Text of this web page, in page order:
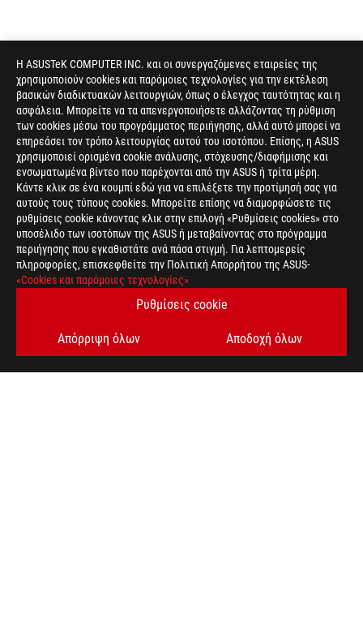
Η ASUSTeK COMPUTER INC. και οι συνεργαζόμενες εταιρείες της
χρησιμοποιούν cookies και παρόμοιες τεχνολογίες για την εκτέλεση
βασικών διαδικτυακών λειτουργιών, όπως ο έλεγχος ταυτότητας και η
ασφάλεια. Μπορείτε να τα απενεργοποιήσετε αλλάζοντας τη ρύθμιση
των cookies μέσω του προγράμματος περιήγησης, αλλά αυτό μπορεί να
επηρεάσει τον τρόπο λειτουργίας αυτού του ισοτόπου. Επίσης, η ASUS
χρησιμοποιεί ορισμένα cookie ανάλυσης, στόχευσης/διαφήμισης και
ενσωματωμένα βίντεο που παρέχονται από την ASUS ή τρίτα μέρη.
Κάντε κλικ σε ένα κουμπί εδώ για να επιλέξετε την προτίμησή σας για
αυτούς τους τύπους cookies. Μπορείτε επίσης να διαμορφώσετε τις
ρυθμίσεις cookie κάνοντας κλικ στην επιλογή «Ρυθμίσεις cookies» στο
υποσέλιδο των ισοτόπων της ASUS ή μεταβαίνοντας στο πρόγραμμα
περιήγησης που εγκαθιστάτε ανά πάσα στιγμή. Για λεπτομερείς
πληροφορίες, επισκεφθείτε την Πολιτική Απορρήτου της ASUS-
«Cookies και παρόμοιες τεχνολογίες»
Ρυθμίσεις cookie
Απόρριψη όλων Αποδοχή όλων